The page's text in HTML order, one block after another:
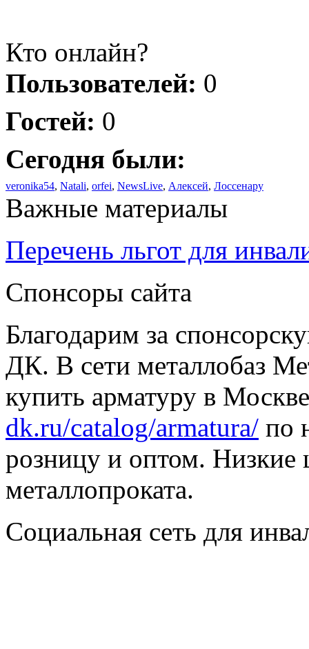
Кто онлайн?
Пользователей: 0
Гостей: 0
Сегодня были:
veronika54, Natali, orfei, NewsLive, Алексей, Лоссенару
Важные материалы
Перечень льгот для
Спонсоры сайта
Благодарим за
ДК. В сети металлобаз
купить арматуру в
dk.ru/catalog/armatura/ по
розницу и оптом. Низкие
металлопроката.
Социальная сеть для